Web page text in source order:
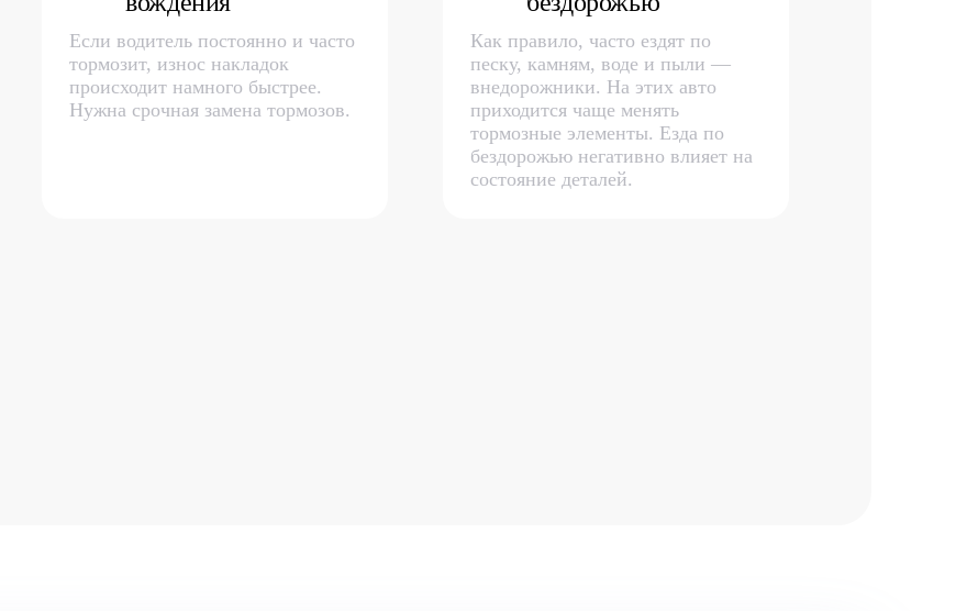
Если водитель постоянно и часто
тормозит, износ накладок
происходит намного быстрее.
Нужна срочная замена тормозов.
Как правило, часто ездят по
песку, камням, воде и пыли —
внедорожники. На этих авто
приходится чаще менять
тормозные элементы. Езда по
бездорожью негативно влияет на
состояние деталей.